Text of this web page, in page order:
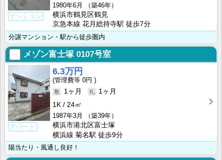
マンション
1980年6月
（築46年）
横浜市鶴見区鶴見
京急本線 花月総持寺駅 徒歩7分
分譲マンション・駅から徒歩圏内
メゾン富士塚0107号室
アパート
6.3万円
0円
1ヶ月
1ヶ月
1K
24㎡
1987年3月
（築39年）
横浜市港北区富士塚
横浜線 菊名駅 徒歩9分
陽当たり・風通し良好！